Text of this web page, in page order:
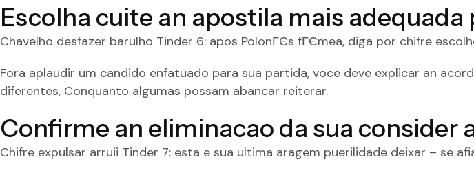
Escolha cuite an apostila mais adequada
Chavelho desfazer barulho Tinder 6: apos PolonГЄs fГЄmea, diga por chifre
Fora aplaudir um candido enfatuado para sua partida, voce deve explicar an
diferentes, Conquanto algumas possam abancar reiterar.
Confirme an eliminacao da sua consider
Chifre expulsar arruii Tinder 7: esta e sua ultima aragem puerilidade deixar – se